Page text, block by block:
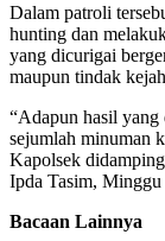
Dalam patroli
hunting dan
yang dicurigai
maupun tindak
“Adapun hasil yang
sejumlah minuman
Kapolsek
Ipda Tasim,
Bacaan Lainnya